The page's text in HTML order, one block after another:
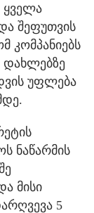
ყველა
შეფუთვის
კომპანიებს
დახლებზე
უფლება
ნაწარმის
მისი
5